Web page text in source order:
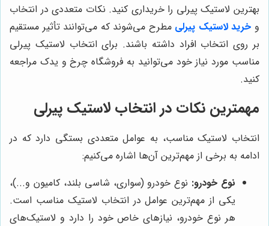
بهترین لاستیک پیرلی را خریداری کنید. نکات متعددی در انتخاب
و خرید لاستیک پیرلی مطرح می‌شوند که می‌توانند تأثیر مستقیم
بر روی انتخاب افراد داشته باشند. برای انتخاب لاستیک پیرلی
مناسب مورد نیاز خود می‌توانید به فروشگاه چرخ و یدک مراجعه
کنید.
مهمترین نکات در انتخاب لاستیک پیرلی
انتخاب لاستیک مناسب، به عوامل متعددی بستگی دارد که در
ادامه به برخی از مهم‌ترین آن‌ها اشاره می‌کنیم:
نوع خودرو: نوع خودرو (سواری، شاسی بلند، کامیون و...)،
یکی از مهم‌ترین عوامل در انتخاب لاستیک مناسب است.
هر نوع خودرو، نیازهای خاص خود را دارد و لاستیک‌های